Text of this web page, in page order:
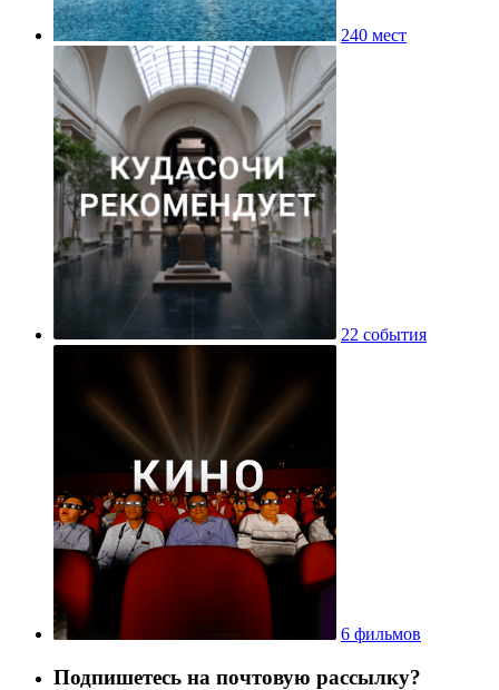
240 мест
22 события
6 фильмов
Подпишетесь на почтовую рассылку?